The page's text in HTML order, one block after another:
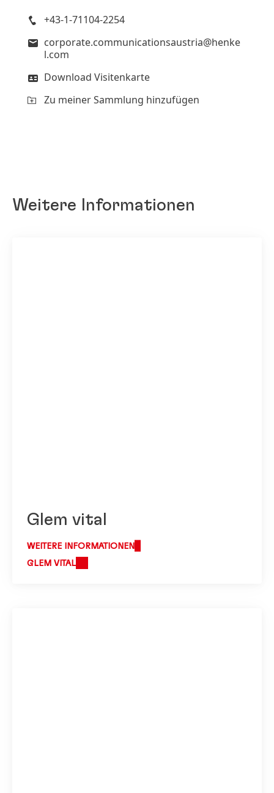
+43-1-71104-2254
corporate.communicationsaustria@henke
l.com
Download Visitenkarte
Zu meiner Sammlung hinzufügen
Weitere Informationen
Glem vital
WEITERE INFORMATIONEN
GLEM VITAL